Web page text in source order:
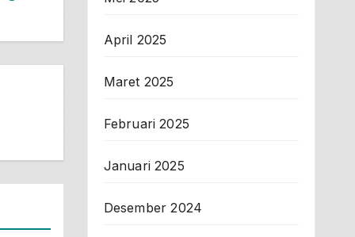
April 2025
Maret 2025
Februari 2025
Januari 2025
Desember 2024